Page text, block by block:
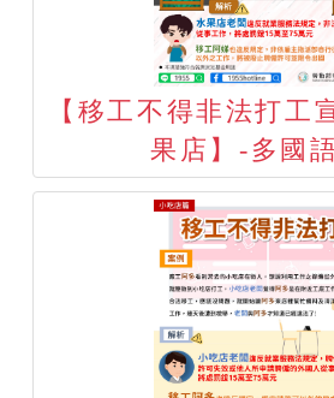
【移工不得非法打工
果店】-多國